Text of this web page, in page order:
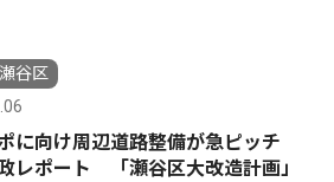
谷区
に向け周辺道路整備が急ピッチ
レポート 「瀬谷区大改造計画」